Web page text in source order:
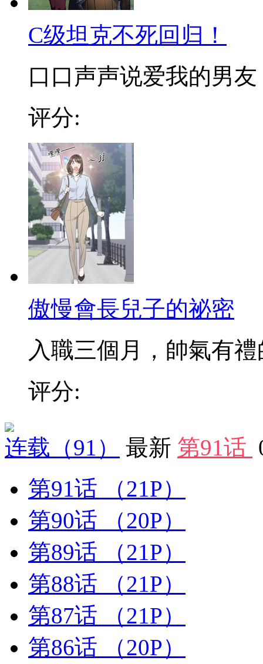
C级坦克不死回归！
口口声声说爱我的男友
评分:
傲慢會長兒子的祕密
入職三個月，帥氣有禮
评分:
连载 （91） 最新 第91话
第91话
（21P）
第90话
（20P）
第89话
（21P）
第88话
（21P）
第87话
（21P）
第86话
（20P）